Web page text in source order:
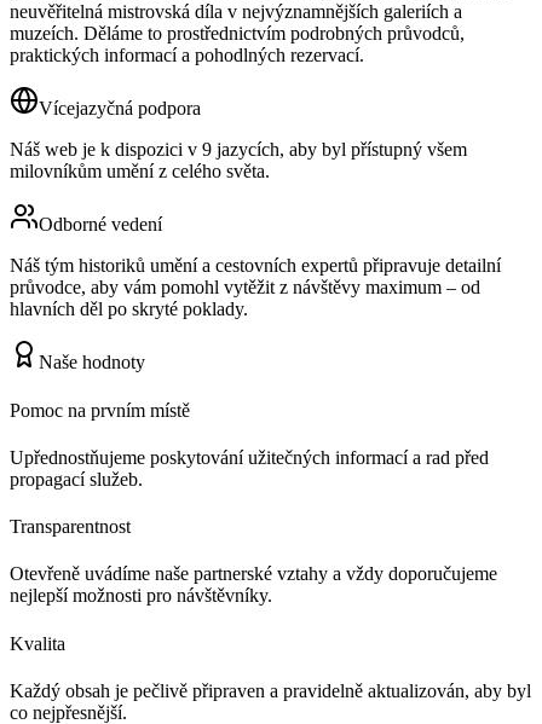
neuvěřitelná mistrovská díla v nejvýznamnějších galeriích a
muzeích. Děláme to prostřednictvím podrobných průvodců,
praktických informací a pohodlných rezervací.
Vícejazyčná podpora
Náš web je k dispozici v 9 jazycích, aby byl přístupný všem
milovníkům umění z celého světa.
Odborné vedení
Náš tým historiků umění a cestovních expertů připravuje detailní
průvodce, aby vám pomohl vytěžit z návštěvy maximum – od
hlavních děl po skryté poklady.
Naše hodnoty
Pomoc na prvním místě
Upřednostňujeme poskytování užitečných informací a rad před
propagací služeb.
Transparentnost
Otevřeně uvádíme naše partnerské vztahy a vždy doporučujeme
nejlepší možnosti pro návštěvníky.
Kvalita
Každý obsah je pečlivě připraven a pravidelně aktualizován, aby byl
co nejpřesnější.